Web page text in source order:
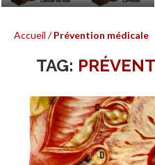
Accueil /Prévention médicale
TAG: